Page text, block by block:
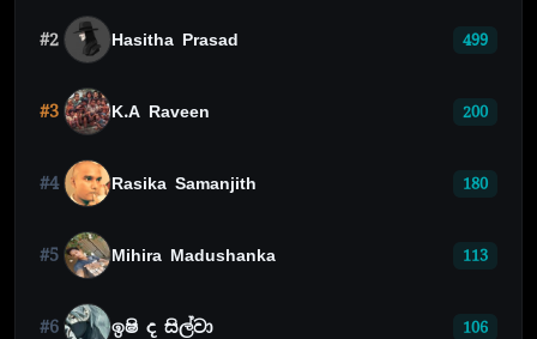
#2 Hasitha Prasad 499
#3 K.A Raveen 200
#4 Rasika Samanjith 180
#5 Mihira Madushanka 113
#6 ඉෂි ද සිල්වා 106